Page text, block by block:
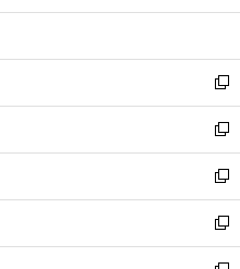
開
ウ
開
く
ン
ウ
で
開
く
ウ
ン
ド
ウ
で
開
く
新
し
い
ウ
ィ
ン
ド
ウ
新
し
い
ウ
ィ
ン
新
し
い
ウ
新
し